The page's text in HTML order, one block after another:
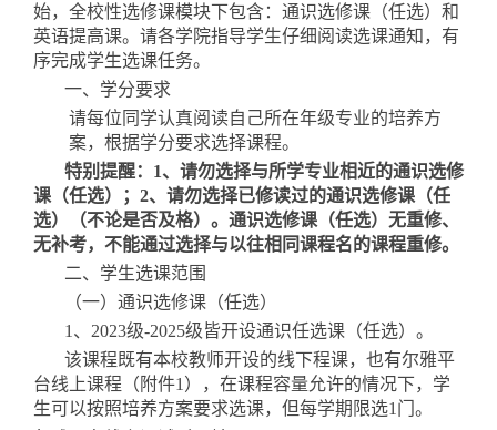
始，全校性选修课模块下包含：通识选修课 （任选） 和
英语提高课。请各学院指导学生仔细阅读选课通知，有
序完成学生选课任务。
一、学分要求
请每位同学认真阅读自己所在年级专业的培养方
案，根据学分要求选择课程。
特别提醒： 1、请勿选择与所学专业相近的通识选修
课（任选）；2、请勿选择已修读过的通识选修课（任
选）（不论是否及格）。通识选修课（任选）无重修、
无补考，不能通过选择与以往相同课程名的课程重修。
二、学生选课范围
（一）通识选修课 （任选）
1、2023级-2025级皆开设通识任选课 （任选） 。
该课程既有本校教师开设的线下程课，也有尔雅平
台线上课程（附件1），在课程容量允许的情况下，学
生可以按照培养方案要求选课，但每学期限选1门。